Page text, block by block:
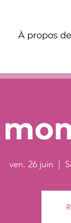
À propos
ven. 26 juin
  |